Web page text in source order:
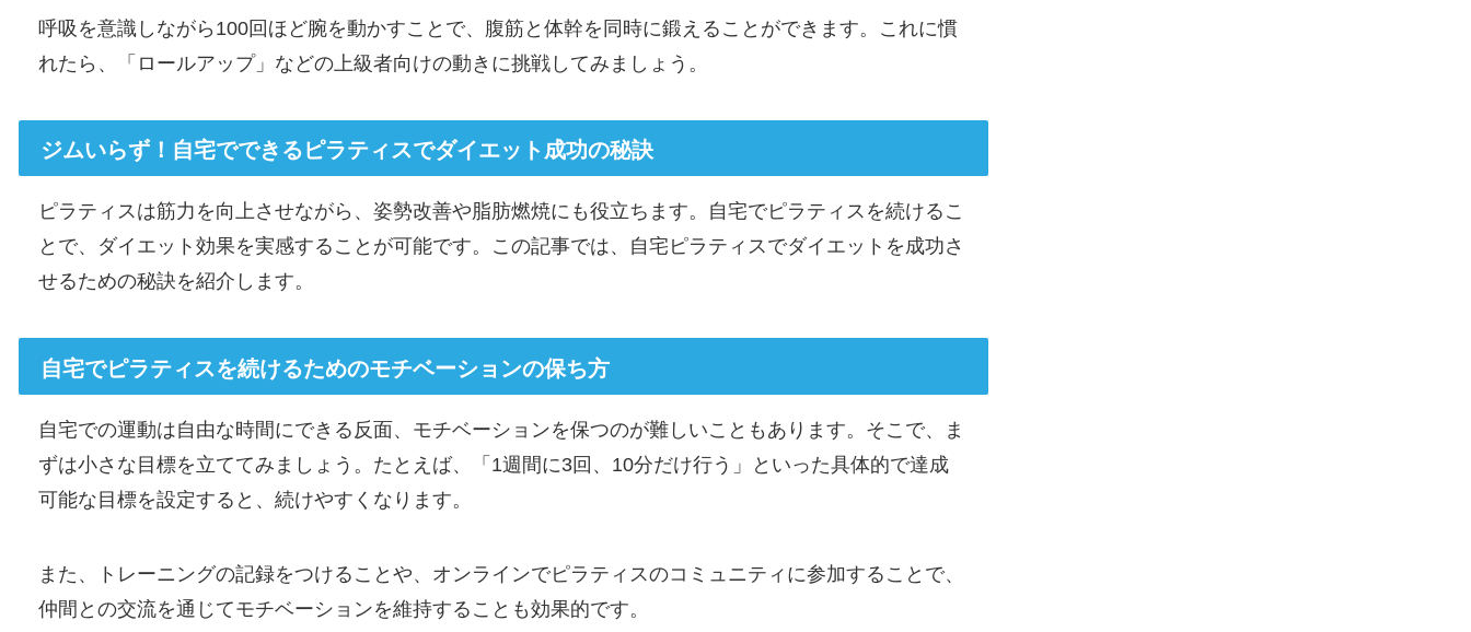
呼吸を意識しながら100回ほど腕を動かすことで、腹筋と体幹を同時に鍛えることができます。これに慣
れたら、「ロールアップ」などの上級者向けの動きに挑戦してみましょう。
ジムいらず！自宅でできるピラティスでダイエット成功の秘訣
ピラティスは筋力を向上させながら、姿勢改善や脂肪燃焼にも役立ちます。自宅でピラティスを続けるこ
とで、ダイエット効果を実感することが可能です。この記事では、自宅ピラティスでダイエットを成功さ
せるための秘訣を紹介します。
自宅でピラティスを続けるためのモチベーションの保ち方
自宅での運動は自由な時間にできる反面、モチベーションを保つのが難しいこともあります。そこで、ま
ずは小さな目標を立ててみましょう。たとえば、「1週間に3回、10分だけ行う」といった具体的で達成
可能な目標を設定すると、続けやすくなります。
また、トレーニングの記録をつけることや、オンラインでピラティスのコミュニティに参加することで、
仲間との交流を通じてモチベーションを維持することも効果的です。